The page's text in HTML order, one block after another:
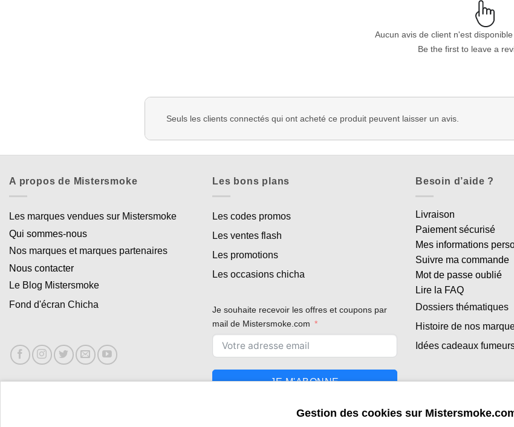
Aucun avis de client n'est
Be the first to leave a
Seuls les clients connectés qui ont acheté ce produit peuvent laisser un avis.
A propos de Mistersmoke
Les marques vendues sur Mistersmoke
Qui sommes-nous
Nos marques et marques partenaires
Nous contacter
Le Blog Mistersmoke
Fond d'écran Chicha
Les bons plans
Les codes promos
Les ventes flash
Les promotions
Les occasions chicha
Je souhaite recevoir les offres et coupons par
mail de Mistersmoke.com
JE M'ABONNE
Besoin d’aide ?
Livraison
Paiement sécurisé
Mes informations
Suivre ma commande
Mot de passe oublié
Lire la FAQ
Dossiers thématiques
Histoire de nos
Idées cadeaux
Gestion des cookies sur